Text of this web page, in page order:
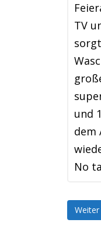
TV
und
dem
No
Weiter